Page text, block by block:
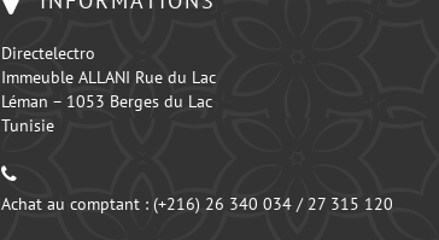
Directelectro
Immeuble ALLANI Rue du Lac
Léman – 1053 Berges du Lac
Tunisie
Achat au comptant : (+216) 26 340 034 / 27 315 120